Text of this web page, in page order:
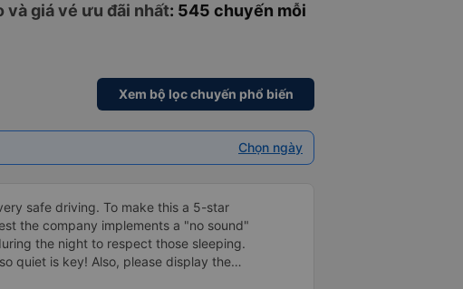
và giá vé ưu đãi nhất: 545 chuyến mỗi
Xem bộ lọc chuyến phổ biến
Chọn ngày
safe driving. To make this a 5-star
the company implements a "no sound"
the night to respect those sleeping.
quiet is key! Also, please display the
inside the cabin for convenience. I